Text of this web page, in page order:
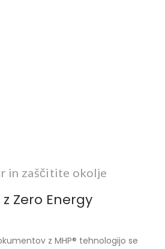
in zaščitite okolje
Zero Energy
z MHP® tehnologijo se